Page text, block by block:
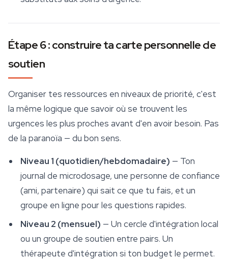
Étape 6 : construire ta carte personnelle de
soutien
Organiser tes ressources en niveaux de priorité, c'est
la même logique que savoir où se trouvent les
urgences les plus proches avant d'en avoir besoin. Pas
de la paranoïa — du bon sens.
Niveau 1 (quotidien/hebdomadaire) — Ton
journal de microdosage, une personne de confiance
(ami, partenaire) qui sait ce que tu fais, et un
groupe en ligne pour les questions rapides.
Niveau 2 (mensuel) — Un cercle d'intégration local
ou un groupe de soutien entre pairs. Un
thérapeute d'intégration si ton budget le permet.